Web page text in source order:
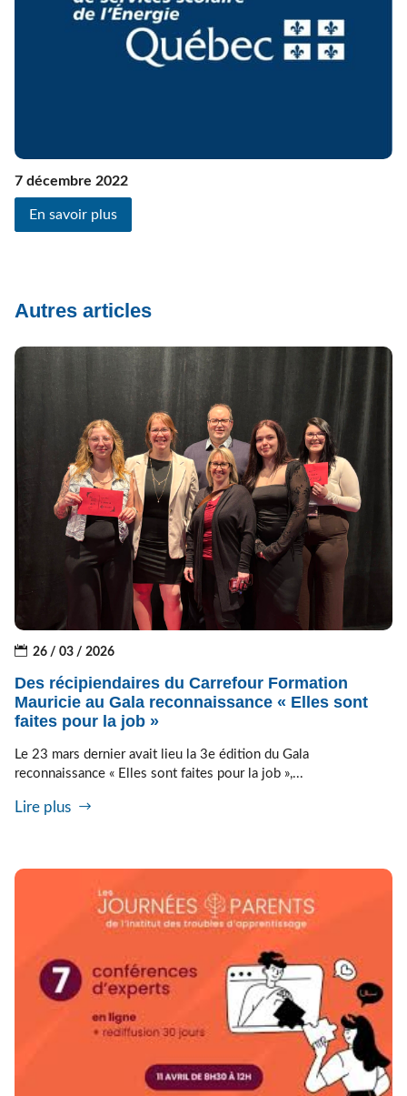
7 décembre 2022
En savoir plus
Autres articles
26 / 03 / 2026
Des récipiendaires du Carrefour Formation
Mauricie au Gala reconnaissance « Elles sont
faites pour la job »
Le 23 mars dernier avait lieu la 3e édition du Gala
reconnaissance « Elles sont faites pour la job »,...
Lire plus